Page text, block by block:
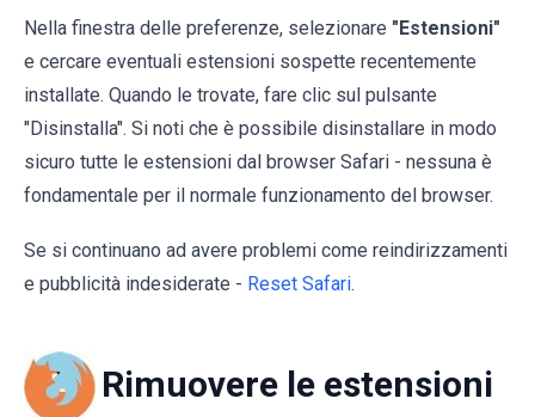
Nella finestra delle preferenze, selezionare "Estensioni"
e cercare eventuali estensioni sospette recentemente
installate. Quando le trovate, fare clic sul pulsante
"Disinstalla". Si noti che è possibile disinstallare in modo
sicuro tutte le estensioni dal browser Safari - nessuna è
fondamentale per il normale funzionamento del browser.
Se si continuano ad avere problemi come reindirizzamenti
e pubblicità indesiderate - Reset Safari.
Rimuovere le estensioni